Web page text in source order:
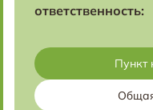
ответственность:
Пункт